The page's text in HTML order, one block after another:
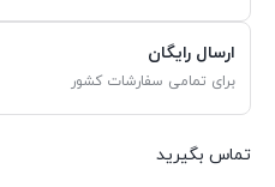
ارسال رایگان
برای تمامی سفارشات کشور
تماس بگیرید